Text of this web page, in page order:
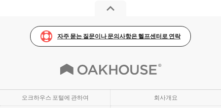
자주 묻는 질문이나 문의사항은 헬프센터로 연락
오크하우스 포털에 관하여 회사개요